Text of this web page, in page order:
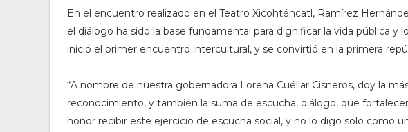
En el encuentro realizado en el Teatro Xicohténcatl, Ramírez
el diálogo ha sido la base fundamental para dignificar la vida pública y
inició el primer encuentro intercultural, y se convirtió en la primera
“A nombre de nuestra gobernadora Lorena Cuéllar Cisneros, doy la
reconocimiento, y también la suma de escucha, diálogo, que
honor recibir este ejercicio de escucha social, y no lo digo solo como